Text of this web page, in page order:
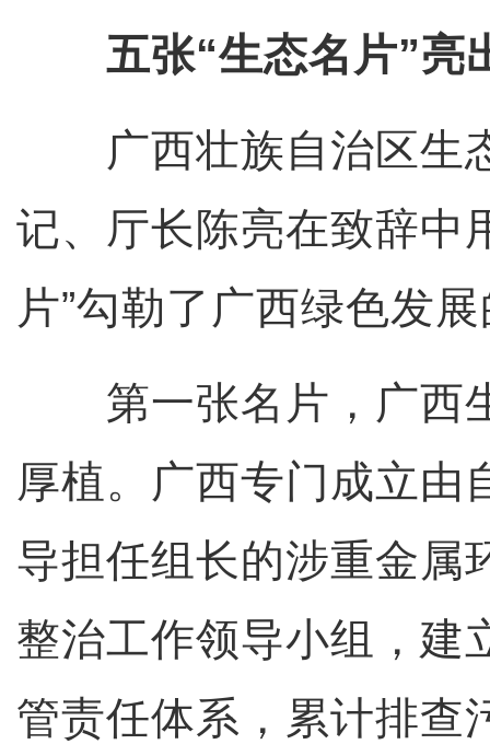
五张“生态名片”亮
广西壮族自治区生
记、厅长陈亮在致辞中
片”勾勒了广西绿色发
第一张名片，广西
厚植。广西专门成立由
导担任组长的涉重金属
整治工作领导小组，建
管责任体系，累计排查